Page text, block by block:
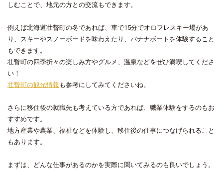
しむことで、地元の方との交流もできます。
例えば北海道壮瞥町の冬であれば、車で15分でオロフレスキー場があ
り、スキーやスノーボードを味わえたり、バナナボートを体験すること
もできます。
壮瞥町の四季折々の楽しみ方やグルメ、温泉などをぜひ満喫してくださ
い！
壮瞥町の観光情報 も参考にしてみてくださいね。
さらに移住後の就職先も考えている方であれば、職業体験をするのもお
すすめです。
地方産業や農業、福祉などを体験し、移住後の仕事につなげられること
もあります。
まずは、どんな仕事があるのかを実際に聞いてみるのも良いでしょう。